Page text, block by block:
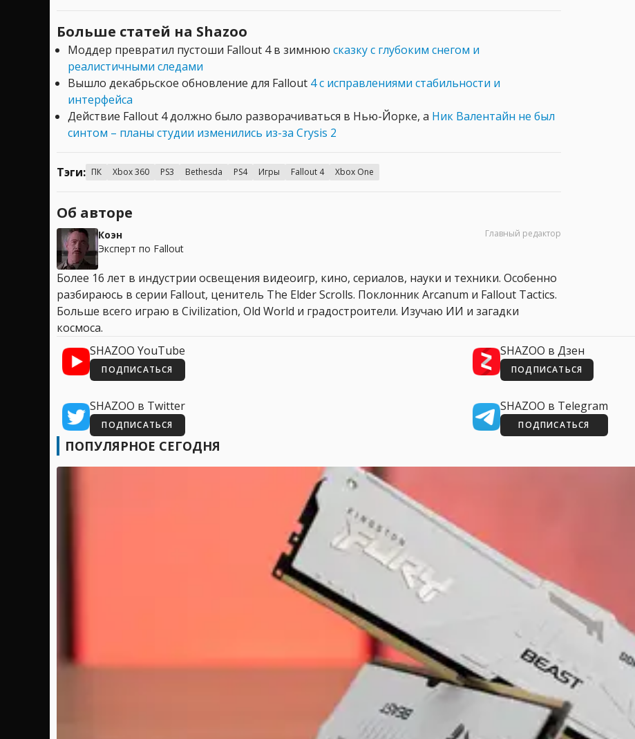
Больше статей на Shazoo
Моддер превратил пустоши Fallout 4 в зимнюю сказку с глубоким снегом и
реалистичными следами
Вышло декабрьское обновление для Fallout 4 с исправлениями стабильности и
интерфейса
Действие Fallout 4 должно было разворачиваться в Нью-Йорке, а Ник Валентайн не был
синтом – планы студии изменились из-за Crysis 2
Тэги: ПК Xbox 360 PS3 Bethesda PS4 Игры Fallout 4 Xbox One
Об авторе
Коэн
Эксперт по Fallout
Главный редактор
Более 16 лет в индустрии освещения видеоигр, кино, сериалов, науки и техники. Особенно
разбираюсь в серии Fallout, ценитель The Elder Scrolls. Поклонник Arcanum и Fallout Tactics.
Больше всего играю в Civilization, Old World и градостроители. Изучаю ИИ и загадки
космоса.
SHAZOO YouTube
ПОДПИСАТЬСЯ
SHAZOO в Дзен
ПОДПИСАТЬСЯ
SHAZOO в Twitter
ПОДПИСАТЬСЯ
SHAZOO в Telegram
ПОДПИСАТЬСЯ
ПОПУЛЯРНОЕ СЕГОДНЯ